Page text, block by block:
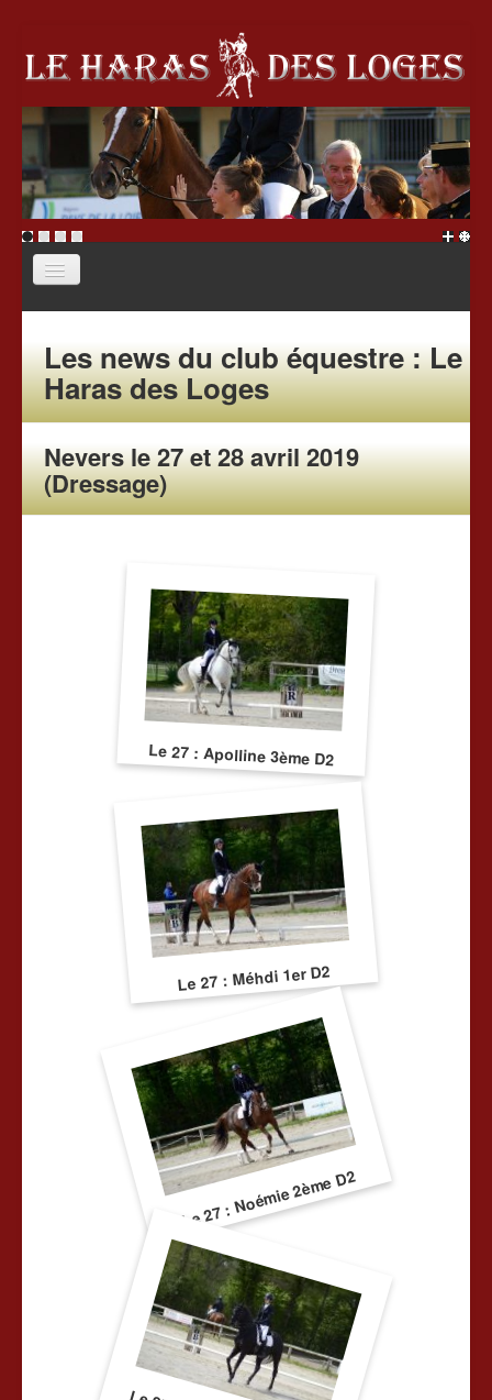
Le haras
École d'équitation
Stages
Tarifs
Association
Chevaux à vendre
Les news du club équestre : Le
Haras des Loges
Nevers le 27 et 28 avril 2019
(Dressage)
Le 27 : Apolline 3ème D2
Le 27 : Méhdi 1er D2
Le 27 : Noémie 2ème D2